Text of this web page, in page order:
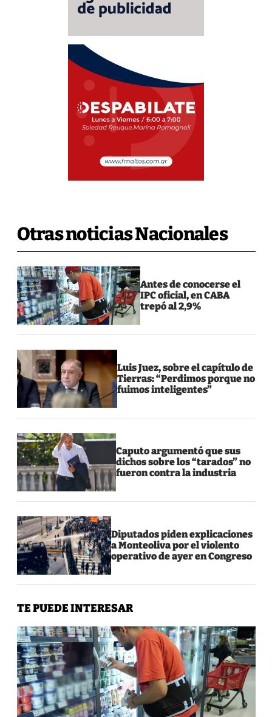
Otras noticias Nacionales
Antes de conocerse el
IPC oficial, en CABA
trepó al 2,9%
Luis Juez, sobre el capítulo de
Tierras: “Perdimos porque no
fuimos inteligentes”
Caputo argumentó que sus
dichos sobre los “tarados” no
fueron contra la industria
Diputados piden explicaciones
a Monteoliva por el violento
operativo de ayer en Congreso
TE PUEDE INTERESAR